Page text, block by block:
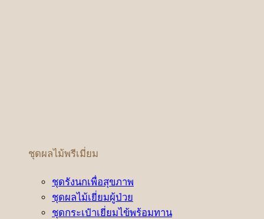
ชุดผลไม้พรีเมี่ยม
ชุดรังนกเพื่อสุขภาพ
ชุดผลไม้เยี่ยมผู้ป่วย
ชุดกระเป๋าเยี่ยมไข้พร้อมทาน